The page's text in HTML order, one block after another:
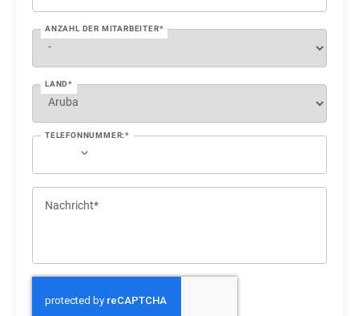
ANZAHL DER MITARBEITER*
LAND*
TELEFONNUMMER:*
Nachricht*